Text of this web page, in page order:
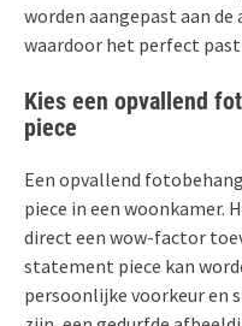
worden aangepast aan
waardoor het perfect
Kies een opvallend
piece
Een opvallend
piece in een woonkamer.
direct een wow-factor
statement piece kan
persoonlijke voorkeur en